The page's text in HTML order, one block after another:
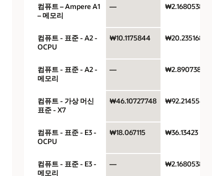
컴퓨트 – Ampere A1
– 메모리
— ₩2.1680538
컴퓨트 - 표준 - A2 -
OCPU
₩10.1175844 ₩20.2351688
컴퓨트 - 표준 - A2 -
메모리
— ₩2.8907384
컴퓨트 - 가상 머신
표준 - X7
₩46.10727748 ₩92.21455496
컴퓨트 - 표준 - E3 -
OCPU
₩18.067115 ₩36.13423
컴퓨트 - 표준 - E3 -
메모리
— ₩2.1680538